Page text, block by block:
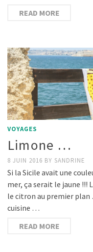
READ MORE
VOYAGES
Limone …
8 JUIN 2016 BY SANDRINE
Si la Sicile avait une
mer, ça serait le jaune !!!
le citron au premier
cuisine …
READ MORE